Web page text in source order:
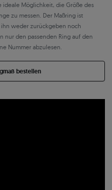
ideale Möglichkeit, die Größe des
zu messen. Der Maßring ist
weder zurückgeben noch
nur den passenden Ring auf den
Nummer abzulesen.
bestellen